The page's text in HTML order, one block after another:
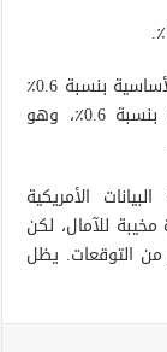
في غضون ذلك، تراجعت طلبات السلع المعمرة الأساسية بنسبة 0.6٪
مقارنة بالشهر السابق مقابل مكاسب متوقعة بنسبة 0.6٪، وهو
الأمريكية
للآمال، لكن
من التوقعات. يظل